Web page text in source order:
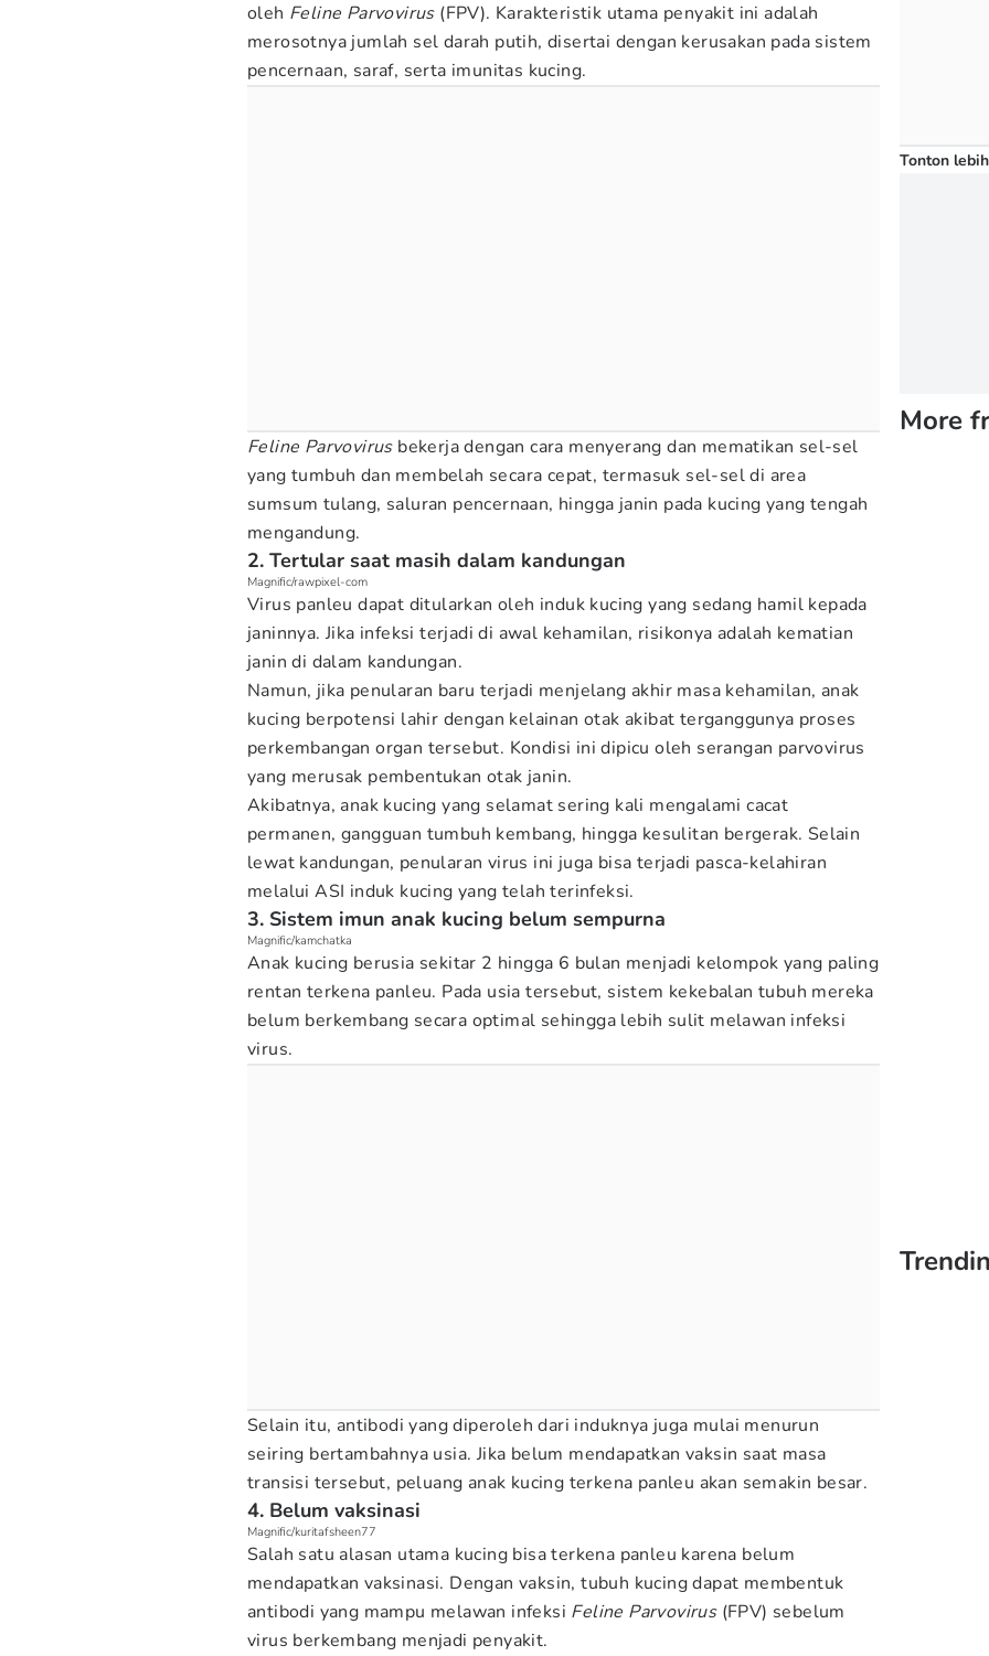
oleh Feline Parvovirus(FPV). Karakteristik utama penyakit ini adalah
merosotnya jumlah sel darah putih, disertai dengan kerusakan pada sistem
pencernaan, saraf, serta imunitas kucing.
Feline Parvovirusbekerja dengan cara menyerang dan mematikan sel-sel
yang tumbuh dan membelah secara cepat, termasuk sel-sel di area
sumsum tulang, saluran pencernaan, hingga janin pada kucing yang tengah
mengandung.
2. Tertular saat masih dalam kandungan
Magnific/rawpixel-com
Virus panleu dapat ditularkan oleh induk kucing yang sedang hamil kepada
janinnya. Jika infeksi terjadi di awal kehamilan, risikonya adalah kematian
janin di dalam kandungan.
Namun, jika penularan baru terjadi menjelang akhir masa kehamilan, anak
kucing berpotensi lahir dengan kelainan otak akibat terganggunya proses
perkembangan organ tersebut. Kondisi ini dipicu oleh serangan parvovirus
yang merusak pembentukan otak janin.
Akibatnya, anak kucing yang selamat sering kali mengalami cacat
permanen, gangguan tumbuh kembang, hingga kesulitan bergerak. Selain
lewat kandungan, penularan virus ini juga bisa terjadi pasca-kelahiran
melalui ASI induk kucing yang telah terinfeksi.
3. Sistem imun anak kucing belum sempurna
Magnific/kamchatka
Anak kucing berusia sekitar 2 hingga 6 bulan menjadi kelompok yang paling
rentan terkena panleu. Pada usia tersebut, sistem kekebalan tubuh mereka
belum berkembang secara optimal sehingga lebih sulit melawan infeksi
virus.
Selain itu, antibodi yang diperoleh dari induknya juga mulai menurun
seiring bertambahnya usia. Jika belum mendapatkan vaksin saat masa
transisi tersebut, peluang anak kucing terkena panleu akan semakin besar.
4. Belum vaksinasi
Magnific/kuritafsheen77
Salah satu alasan utama kucing bisa terkena panleu karena belum
mendapatkan vaksinasi. Dengan vaksin, tubuh kucing dapat membentuk
antibodi yang mampu melawan infeksi Feline Parvovirus(FPV) sebelum
virus berkembang menjadi penyakit.
Tonton
More